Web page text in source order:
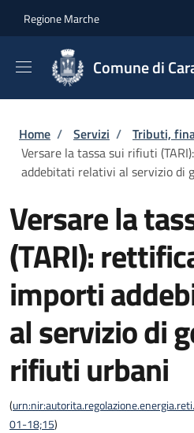
Regione Marche
Comune di
Briciole di pane
Home / Servizi / Tributi,
Versare la tassa sui rifiuti
addebitati relativi al servizio di
Versare la
(TARI):
importi
al servizio di
rifiuti urbani
(
01-18;15)